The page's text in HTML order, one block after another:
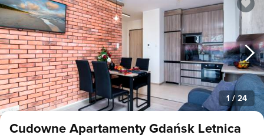
1/ 24
Cudowne Apartamenty Gdańsk Letnica